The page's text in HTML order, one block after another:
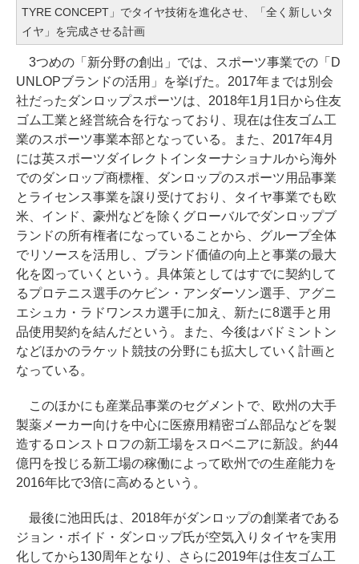
TYRE CONCEPT」でタイヤ技術を進化させ、「全く新しいタ
イヤ」を完成させる計画
3つめの「新分野の創出」では、スポーツ事業での「D
UNLOPブランドの活用」を挙げた。2017年までは別会
社だったダンロップスポーツは、2018年1月1日から住友
ゴム工業と経営統合を行なっており、現在は住友ゴム工
業のスポーツ事業本部となっている。また、2017年4月
には英スポーツダイレクトインターナショナルから海外
でのダンロップ商標権、ダンロップのスポーツ用品事業
とライセンス事業を譲り受けており、タイヤ事業でも欧
米、インド、豪州などを除くグローバルでダンロップブ
ランドの所有権者になっていることから、グループ全体
でリソースを活用し、ブランド価値の向上と事業の最大
化を図っていくという。具体策としてはすでに契約して
るプロテニス選手のケビン・アンダーソン選手、アグニ
エシュカ・ラドワンスカ選手に加え、新たに8選手と用
品使用契約を結んだという。また、今後はバドミントン
などほかのラケット競技の分野にも拡大していく計画と
なっている。
このほかにも産業品事業のセグメントで、欧州の大手
製薬メーカー向けを中心に医療用精密ゴム部品などを製
造するロンストロフの新工場をスロベニアに新設。約44
億円を投じる新工場の稼働によって欧州での生産能力を
2016年比で3倍に高めるという。
最後に池田氏は、2018年がダンロップの創業者である
ジョン・ボイド・ダンロップ氏が空気入りタイヤを実用
化してから130周年となり、さらに2019年は住友ゴム工